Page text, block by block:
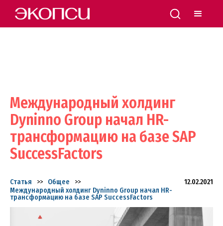
Международный холдинг
Dyninno Group начал HR-
трансформацию на базе SAP
SuccessFactors
12.02.2021
Статья >> Общее
>>
Международный холдинг Dyninno Group начал HR-
трансформацию на базе SAP SuccessFactors